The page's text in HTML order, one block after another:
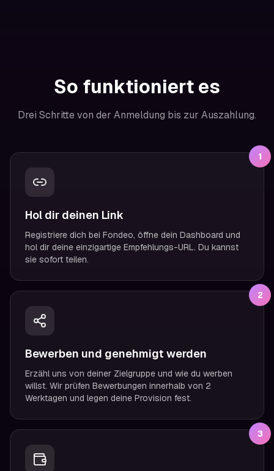
So funktioniert es
Drei Schritte von der Anmeldung bis zur Auszahlung.
1
Hol dir deinen Link
Registriere dich bei Fondeo, öffne dein Dashboard und
hol dir deine einzigartige Empfehlungs-URL. Du kannst
sie sofort teilen.
2
Bewerben und genehmigt werden
Erzähl uns von deiner Zielgruppe und wie du werben
willst. Wir prüfen Bewerbungen innerhalb von 2
Werktagen und legen deine Provision fest.
3